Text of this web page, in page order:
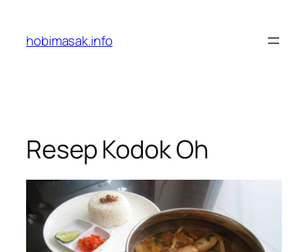
content
hobimasak.info
Resep Kodok Oh